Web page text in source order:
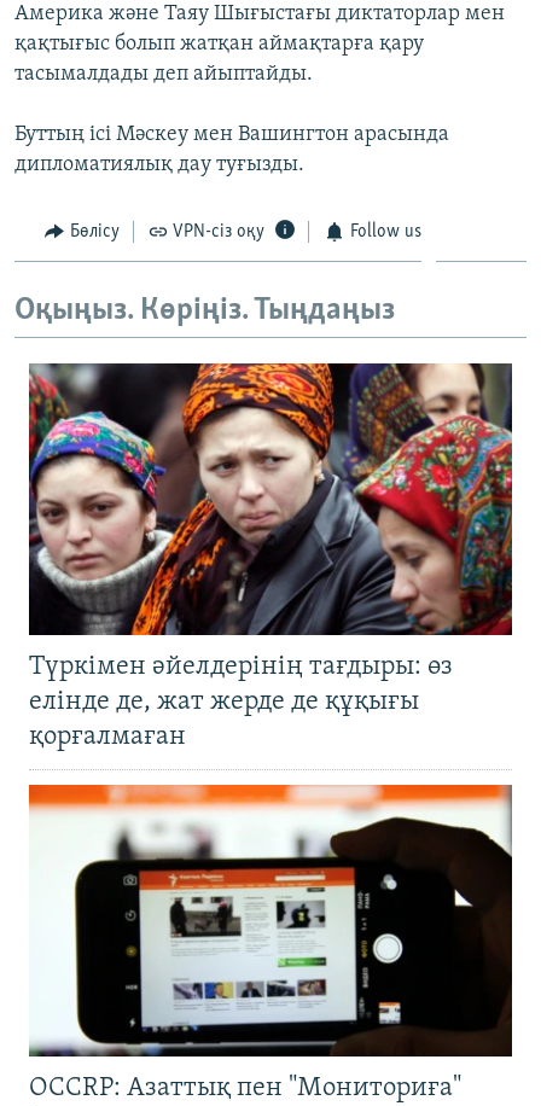
Америка және Таяу Шығыстағы диктаторлар мен
қақтығыс болып жатқан аймақтарға қару
тасымалдады деп айыптайды.
Буттың ісі Мәскеу мен Вашингтон арасында
дипломатиялық дау туғызды.
Бөлісу VPN-сіз оқу Follow us
Оқыңыз. Көріңіз. Тыңдаңыз
Түркімен әйелдерінің тағдыры: өз
елінде де, жат жерде де құқығы
қорғалмаған
OCCRP: Азаттық пен "Мониториға"